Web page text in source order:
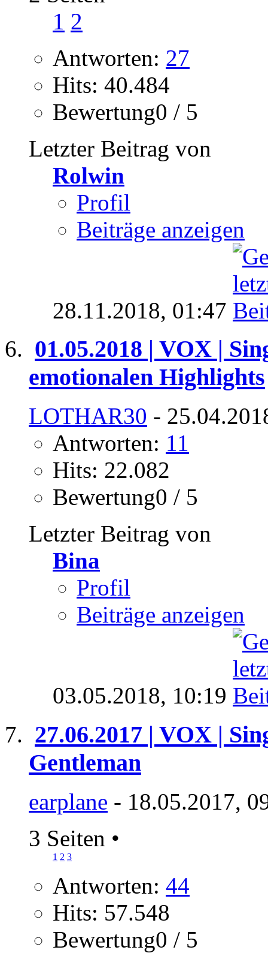
1 2
Antworten: 27
Hits: 40.484
Bewertung0 / 5
Letzter Beitrag von
Rolwin
Profil
Beiträge anzeigen
28.11.2018, 01:47
01.05.2018 | VOX |
emotionalen Highlights
LOTHAR30 -
Antworten: 11
Hits: 22.082
Bewertung0 / 5
Letzter Beitrag von
Bina
Profil
Beiträge anzeigen
03.05.2018, 10:19
27.06.2017 | VOX |
Gentleman
earplane - 18.05.2017,
3 Seiten •
1 2 3
Antworten: 44
Hits: 57.548
Bewertung0 / 5